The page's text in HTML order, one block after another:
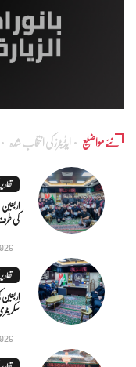
نئے مواضیع ایڈٰیٹرز کی انتخاب شدہ
کی